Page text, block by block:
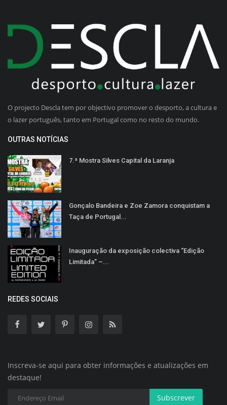
O projecto Descla tem por objectivo promover o desporto, a cultura e
o lazer português, tanto em Portugal como no resto do mundo.
OUTRAS NOTÍCIAS
7.ª Mostra Silves Capital da Laranja
Gonçalo Bandeira e Zoe Zamora conquistam a
Taça de Portugal...
Inauguração da exposição colectiva “Edição
Limitada” –...
REDES SOCIAIS
Inscreva-se aqui para obter informações e atualizações em
destaque!
Subscrever